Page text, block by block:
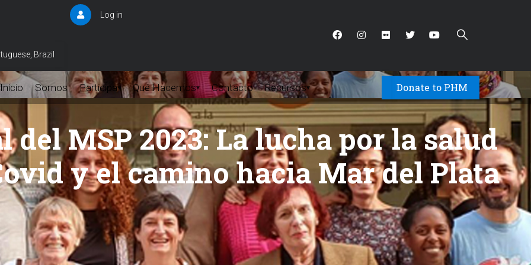
Brazil
User
Log in
Inicio Somos Participa▾ Qué Hacemos▾ Contacto Recursos▾ Donate to PHM
del MSP 2023: La lucha por la salud
y el camino hacia Mar del Plata